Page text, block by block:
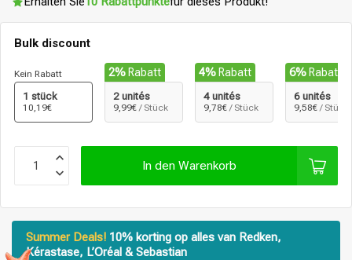
Bulk discount
Kein Rabatt
1 stück
10,19€
2% Rabatt
2 unités
9,99€ / Stück
4% Rabatt
4 unités
9,78€ / Stück
6% Rabatt
6 unités
9,58€ / Stück
In den Warenkorb
Summer Deals! 10% korting op alles van Redken,
Kérastase, L’Oréal & Sebastian